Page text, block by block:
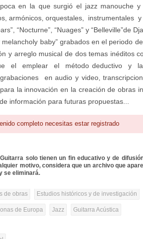
en la que surgió el jazz manouche y
armónicos, orquestales, instrumentales
“Nocturne”, “Nuages” y “Belleville”de
baby” grabados en el periodo
y arreglo musical de dos temas inéditos
el emplear el método deductivo y
en audio y video,
la innovación en la creación de obras
información para futuras propuestas...
completo necesitas estar registrado
solo tienen un fin educativo y de
motivo, considera que un archivo que
se eliminará.
de obras Estudios históricos y de investigación
de Europa Jazz Guitarra Acústica